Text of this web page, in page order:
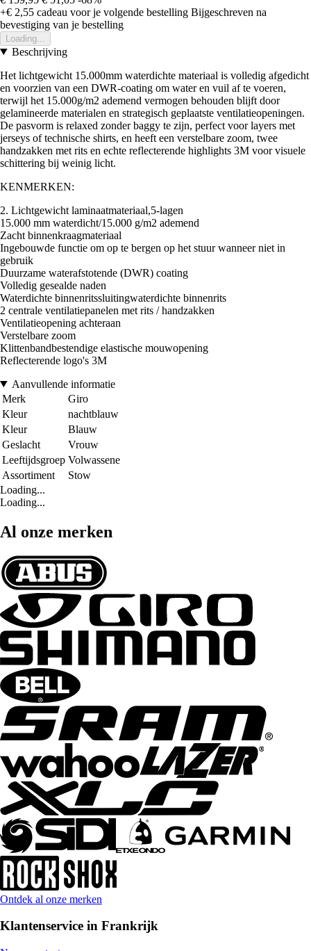
+€ 2,55 cadeau voor je volgende bestelling Bijgeschreven na
bevestiging van je bestelling
Loading...
Beschrijving
Het lichtgewicht 15.000mm waterdichte materiaal is volledig afgedicht
en voorzien van een DWR-coating om water en vuil af te voeren,
terwijl het 15.000g/m2 ademend vermogen behouden blijft door
gelamineerde materialen en strategisch geplaatste ventilatieopeningen.
De pasvorm is relaxed zonder baggy te zijn, perfect voor layers met
jerseys of technische shirts, en heeft een verstelbare zoom, twee
handzakken met rits en echte reflecterende highlights 3M voor visuele
schittering bij weinig licht.
KENMERKEN:
2. Lichtgewicht laminaatmateriaal,5-lagen
15.000 mm waterdicht/15.000 g/m2 ademend
Zacht binnenkraagmateriaal
Ingebouwde functie om op te bergen op het stuur wanneer niet in
gebruik
Duurzame waterafstotende (DWR) coating
Volledig gesealde naden
Waterdichte binnenritssluitingwaterdichte binnenrits
2 centrale ventilatiepanelen met rits / handzakken
Ventilatieopening achteraan
Verstelbare zoom
Klittenbandbestendige elastische mouwopening
Reflecterende logo's 3M
Aanvullende informatie
Merk
Giro
Kleur
nachtblauw
Kleur
Blauw
Geslacht
Vrouw
Leeftijdsgroep Volwassene
Assortiment
Stow
Loading...
Loading...
Al onze merken
Ontdek al onze merken
Klantenservice in Frankrijk